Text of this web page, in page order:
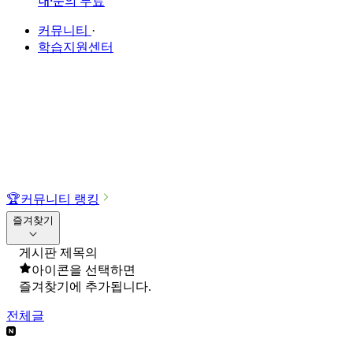
커뮤니티 ·
학습지원센터
🏆커뮤니티 랭킹
즐겨찾기
게시판 제목의
아이콘을 선택하면
즐겨찾기에 추가됩니다.
전체글